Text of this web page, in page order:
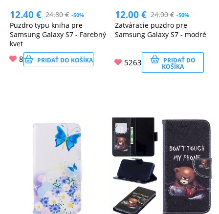
12.40€ 24.80€ -50%
Puzdro typu kniha pre
Samsung Galaxy S7 - Farebný
kvet
8 PRIDAŤ DO KOŠÍKA
12.00€ 24.00€ -50%
Zatváracie puzdro pre
Samsung Galaxy S7 - modré
5263 PRIDAŤ DO
KOŠÍKA